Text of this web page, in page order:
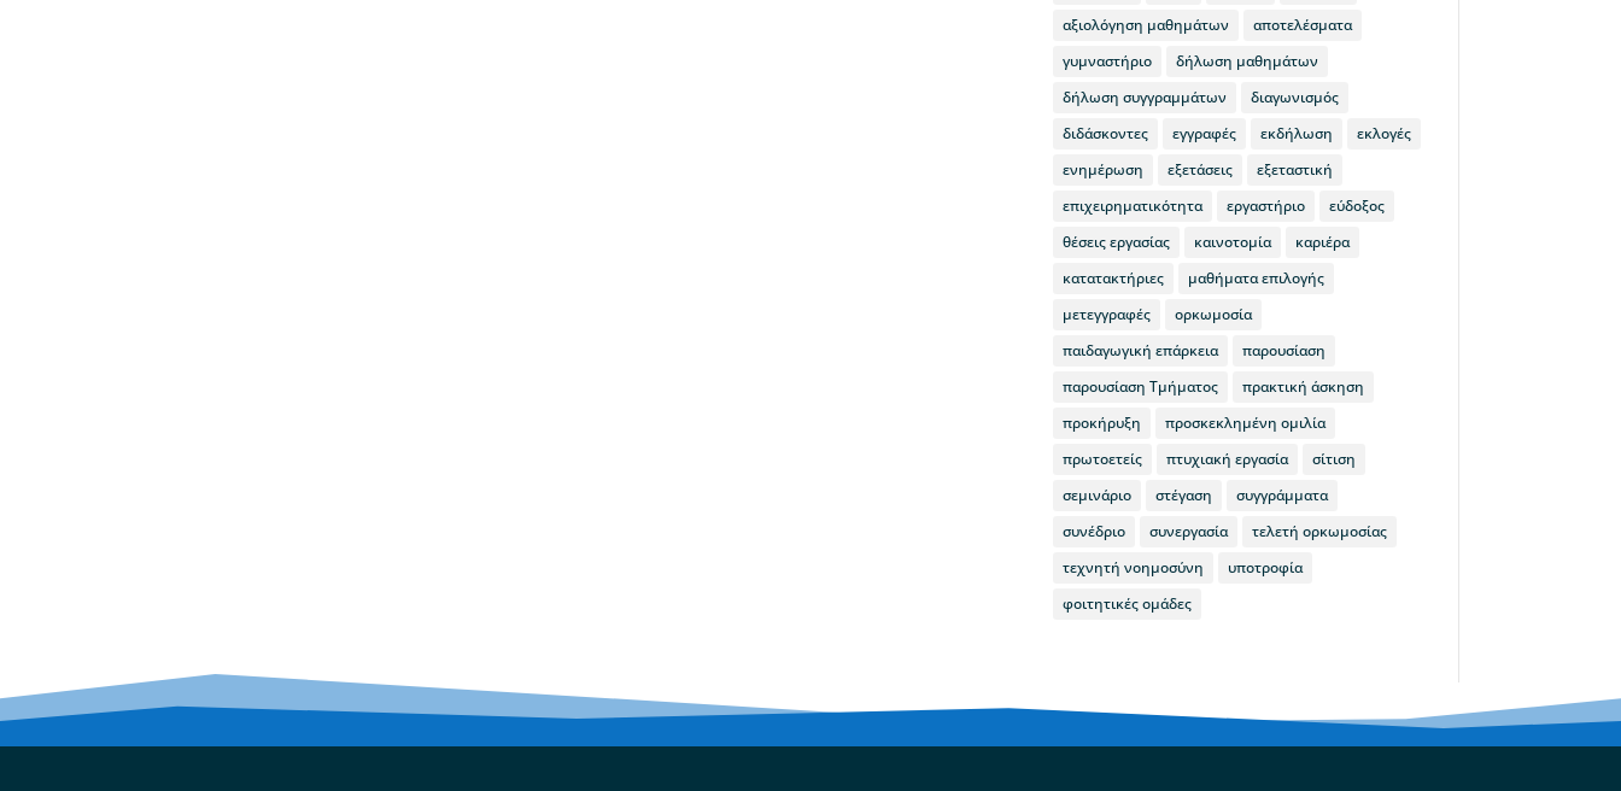
αξιολόγηση μαθημάτων
αποτελέσματα
γυμναστήριο
δήλωση μαθημάτων
δήλωση συγγραμμάτων
διαγωνισμός
διδάσκοντες
εγγραφές εκδήλωση
εκλογές
ενημέρωση
εξετάσεις
εξεταστική
επιχειρηματικότητα
εργαστήριο
εύδοξος
θέσεις εργασίας
καινοτομία
καριέρα
κατατακτήριες
μαθήματα επιλογής
μετεγγραφές
ορκωμοσία
παιδαγωγική επάρκεια
παρουσίαση
παρουσίαση Τμήματος
πρακτική άσκηση
προκήρυξη
προσκεκλημένη ομιλία
πρωτοετείς
πτυχιακή εργασία
σίτιση
σεμινάριο
στέγαση
συγγράμματα
συνέδριο
συνεργασία
τελετή ορκωμοσίας
τεχνητή νοημοσύνη
υποτροφία
φοιτητικές ομάδες